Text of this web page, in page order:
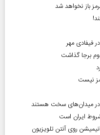
باز نخواهد شد
نیست
در میدان‌های سخت هستند
ایران است